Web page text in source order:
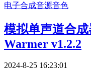
电子合成音源音色
模拟单声道合
Warmer v1.2.2
2024-8-25 16:23:01